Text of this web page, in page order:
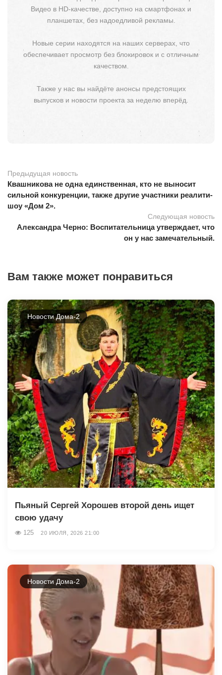
Видео в HD-качестве, доступно на смартфонах и
планшетах, без надоедливой рекламы.
Новые серии находятся на наших серверах, что
обеспечивает просмотр без блокировок и с отличным
качеством.
Также у нас вы найдёте анонсы предстоящих
выпусков и новости проекта за неделю вперёд.
Предыдущая новость
Квашникова не одна единственная, кто не выносит
сильной конкуренции, также другие участники реалити-
шоу «Дом 2».
Следующая новость
Александра Черно: Воспитательница утверждает, что
он у нас замечательный.
Вам также может понравиться
Новости Дома-2
Пьяный Сергей Хорошев второй день ищет
свою удачу
125 20 ИЮЛЯ, 2026 21:00
Новости Дома-2